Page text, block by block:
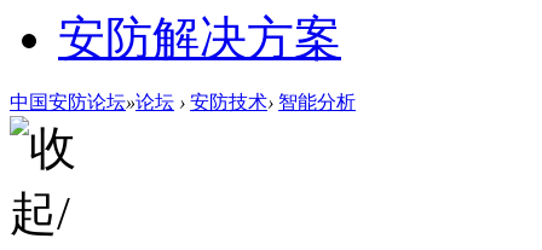
安防解决方案
中国安防论坛»论坛 › 安防技术› 智能分析